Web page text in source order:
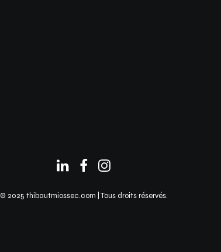
© 2025 thibautmiossec.com | Tous droits réservés.